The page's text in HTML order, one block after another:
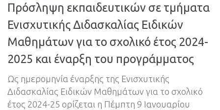
Πρόσληψη εκπαιδευτικών σε τμήματα
Ενισχυτικής Διδασκαλίας Ειδικών
Μαθημάτων για το σχολικό έτος 2024-
2025 και έναρξη του προγράμματος
Ως ημερομηνία έναρξης της Ενισχυτικής
Διδασκαλίας Ειδικών Μαθημάτων για το σχολικό
έτος 2024-25 ορίζεται η Πέμπτη 9 Ιανουαρίου